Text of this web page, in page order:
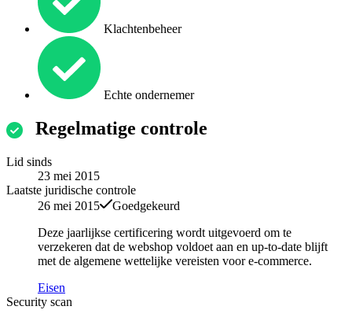
Klachtenbeheer
Echte ondernemer
Regelmatige controle
Lid sinds
23 mei 2015
Laatste juridische controle
26 mei 2015
Goedgekeurd
Deze jaarlijkse certificering wordt uitgevoerd om te
verzekeren dat de webshop voldoet aan en up-to-date blijft
met de algemene wettelijke vereisten voor e-commerce.
Eisen
Security scan